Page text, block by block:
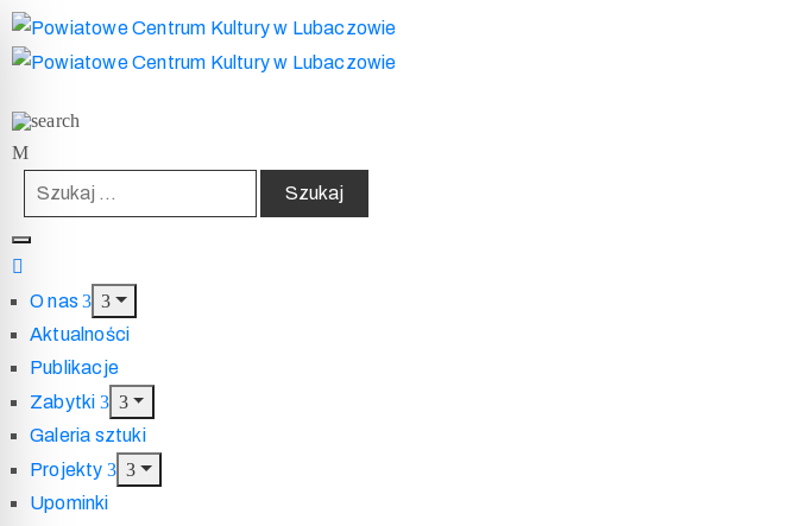
O nas
Aktualności
Publikacje
Zabytki
Galeria sztuki
Projekty
Upominki